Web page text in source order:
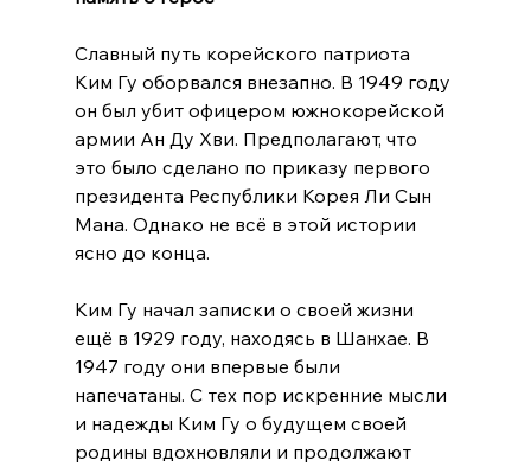
Славный путь корейского патриота
Ким Гу оборвался внезапно. В 1949 году
он был убит офицером южнокорейской
армии Ан Ду Хви. Предполагают, что
это было сделано по приказу первого
президента Республики Корея Ли Сын
Мана. Однако не всё в этой истории
ясно до конца.
Ким Гу начал записки о своей жизни
ещё в 1929 году, находясь в Шанхае. В
1947 году они впервые были
напечатаны. С тех пор искренние мысли
и надежды Ким Гу о будущем своей
родины вдохновляли и продолжают